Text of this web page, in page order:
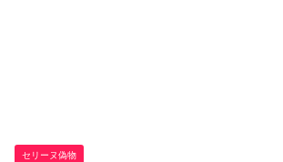
セリーヌ偽物